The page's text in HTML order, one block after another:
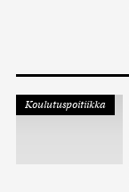
Koulutuspoitiikka